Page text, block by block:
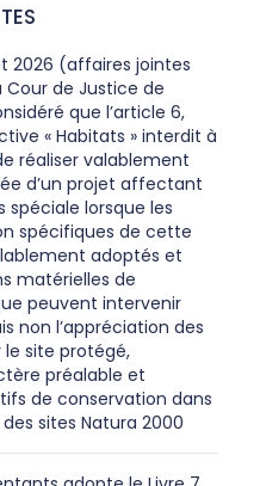
2026 (affaires jointes
Cour de Justice de
que l’article 6,
« Habitats » interdit à
réaliser valablement
d’un projet affectant
lorsque les
spécifiques de cette
adoptés et
matérielles de
peuvent intervenir
non l’appréciation des
site protégé,
préalable et
de conservation dans
sites Natura 2000